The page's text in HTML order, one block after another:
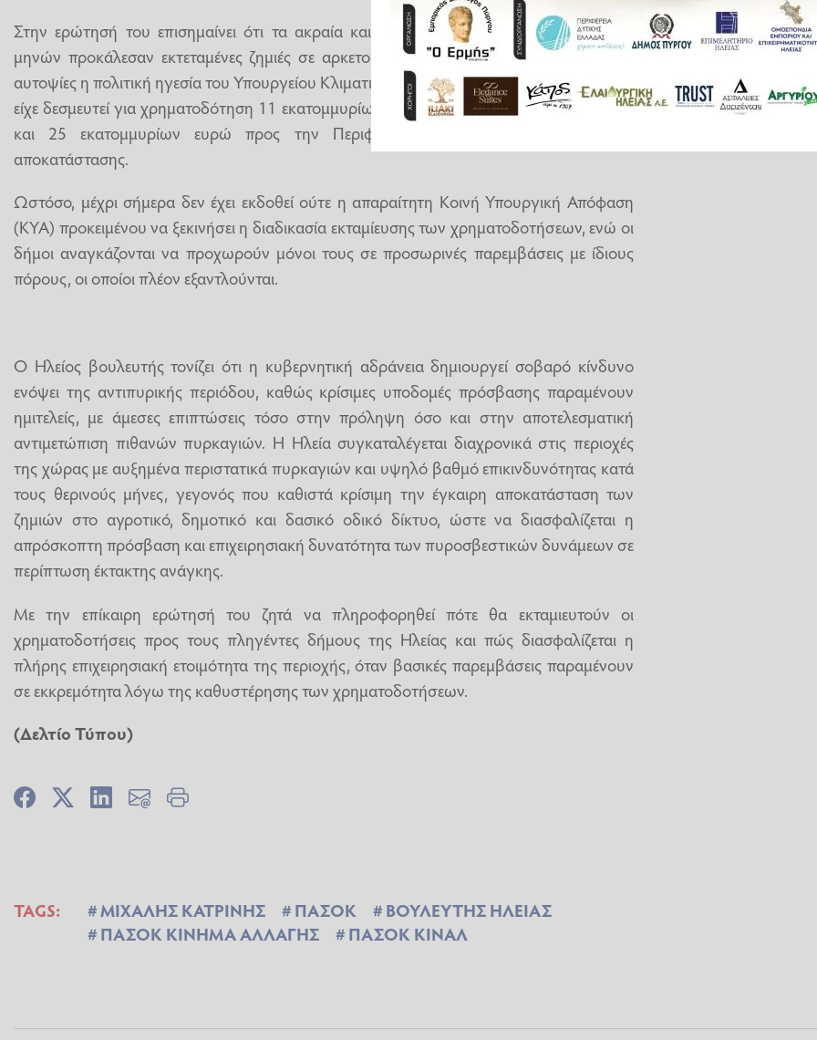
Στην ερώτησή του επισημαίνει ότι τα ακραία καιρικά φαινόμενα των προηγούμενων
μηνών προκάλεσαν εκτεταμένες ζημιές σε αρκετούς δήμους της Ηλείας, ενώ μετά τις
αυτοψίες η πολιτική ηγεσία του Υπουργείου Κλιματικής Κρίσης και Πολιτικής Προστασίας
είχε δεσμευτεί για χρηματοδότηση 11 εκατομμυρίων ευρώ προς τους πληγέντες δήμους
και 25 εκατομμυρίων ευρώ προς την Περιφέρεια Δυτικής Ελλάδας για έργα
αποκατάστασης.
Ωστόσο, μέχρι σήμερα δεν έχει εκδοθεί ούτε η απαραίτητη Κοινή Υπουργική Απόφαση
(ΚΥΑ) προκειμένου να ξεκινήσει η διαδικασία εκταμίευσης των χρηματοδοτήσεων, ενώ οι
δήμοι αναγκάζονται να προχωρούν μόνοι τους σε προσωρινές παρεμβάσεις με ίδιους
πόρους, οι οποίοι πλέον εξαντλούνται.
Ο Ηλείος βουλευτής τονίζει ότι η κυβερνητική αδράνεια δημιουργεί σοβαρό κίνδυνο
ενόψει της αντιπυρικής περιόδου, καθώς κρίσιμες υποδομές πρόσβασης παραμένουν
ημιτελείς, με άμεσες επιπτώσεις τόσο στην πρόληψη όσο και στην αποτελεσματική
αντιμετώπιση πιθανών πυρκαγιών. Η Ηλεία συγκαταλέγεται διαχρονικά στις περιοχές
της χώρας με αυξημένα περιστατικά πυρκαγιών και υψηλό βαθμό επικινδυνότητας κατά
τους θερινούς μήνες, γεγονός που καθιστά κρίσιμη την έγκαιρη αποκατάσταση των
ζημιών στο αγροτικό, δημοτικό και δασικό οδικό δίκτυο, ώστε να διασφαλίζεται η
απρόσκοπτη πρόσβαση και επιχειρησιακή δυνατότητα των πυροσβεστικών δυνάμεων σε
περίπτωση έκτακτης ανάγκης.
Με την επίκαιρη ερώτησή του ζητά να πληροφορηθεί πότε θα εκταμιευτούν οι
χρηματοδοτήσεις προς τους πληγέντες δήμους της Ηλείας και πώς διασφαλίζεται η
πλήρης επιχειρησιακή ετοιμότητα της περιοχής, όταν βασικές παρεμβάσεις παραμένουν
σε εκκρεμότητα λόγω της καθυστέρησης των χρηματοδοτήσεων.
(Δελτίο Τύπου)
TAGS: ΜΙΧΑΛΗΣ ΚΑΤΡΙΝΗΣ ΠΑΣΟΚ
ΒΟΥΛΕΥΤΗΣ ΗΛΕΙΑΣ
ΠΑΣΟΚ ΚΙΝΗΜΑ ΑΛΛΑΓΗΣ
ΠΑΣΟΚ ΚΙΝΑΛ